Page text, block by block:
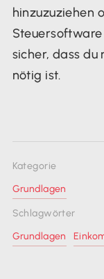
hinzuzuziehen
sicher, dass du
nötig ist.
Kategorie
Grundlagen
Schlagwörter
Grundlagen